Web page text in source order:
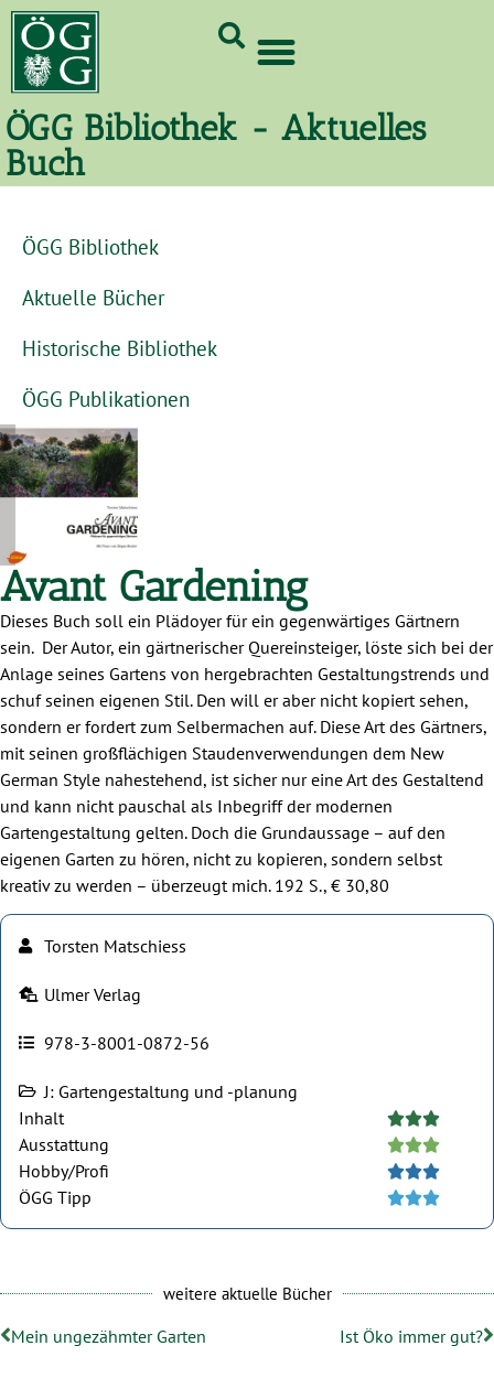
ÖGG Bibliothek - Aktuelles
Buch
ÖGG Bibliothek
Aktuelle Bücher
Historische Bibliothek
ÖGG Publikationen
Avant Gardening
Dieses Buch soll ein Plädoyer für ein gegenwärtiges Gärtnern
sein. Der Autor, ein gärtnerischer Quereinsteiger, löste sich bei der
Anlage seines Gartens von hergebrachten Gestaltungstrends und
schuf seinen eigenen Stil. Den will er aber nicht kopiert sehen,
sondern er fordert zum Selbermachen auf. Diese Art des Gärtners,
mit seinen großflächigen Staudenverwendungen dem New
German Style nahestehend, ist sicher nur eine Art des Gestaltend
und kann nicht pauschal als Inbegriff der modernen
Gartengestaltung gelten. Doch die Grundaussage – auf den
eigenen Garten zu hören, nicht zu kopieren, sondern selbst
kreativ zu werden – überzeugt mich. 192 S., € 30,80
Torsten Matschiess
Ulmer Verlag
978-3-8001-0872-56
J: Gartengestaltung und -planung
Inhalt

Ausstattung 
Hobby/Profi 
ÖGG Tipp 
weitere aktuelle Bücher
Mein ungezähmter Garten Ist Öko immer gut?